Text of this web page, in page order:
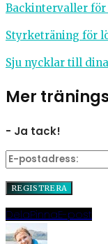
Backintervaller för
Styrketräning för
Sju nycklar till
Mer
- Ja tack!
DelaPinnaE-post